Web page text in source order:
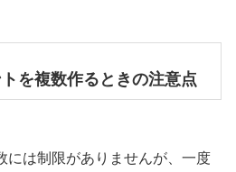
を複数作るときの注意点
には制限がありませんが、一度